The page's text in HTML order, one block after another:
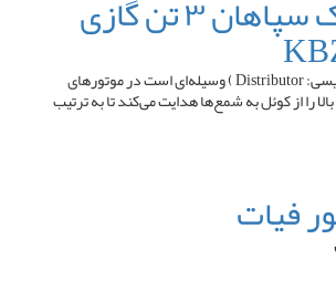
دلکو لیفتراک سپاهان ۳ تن گازی
دِلکو یا Tāzafruz (به انگلیسی: Distributor ) وسیله‌ای است در موتورهای
را از کوئل به شمع‌ها هدایت می‌کند تا به ترتیب
فیات